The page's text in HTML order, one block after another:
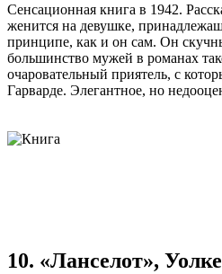
Сенсационная книга в 1942.
женится на девушке,
принципе, как и он сам. Он
большинство мужей в романах
очаровательный приятель, с
Гарварде. Элегантное, но
10. «Ланселот»,